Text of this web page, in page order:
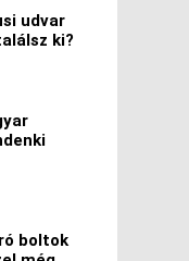
udvar
ki?
boltok